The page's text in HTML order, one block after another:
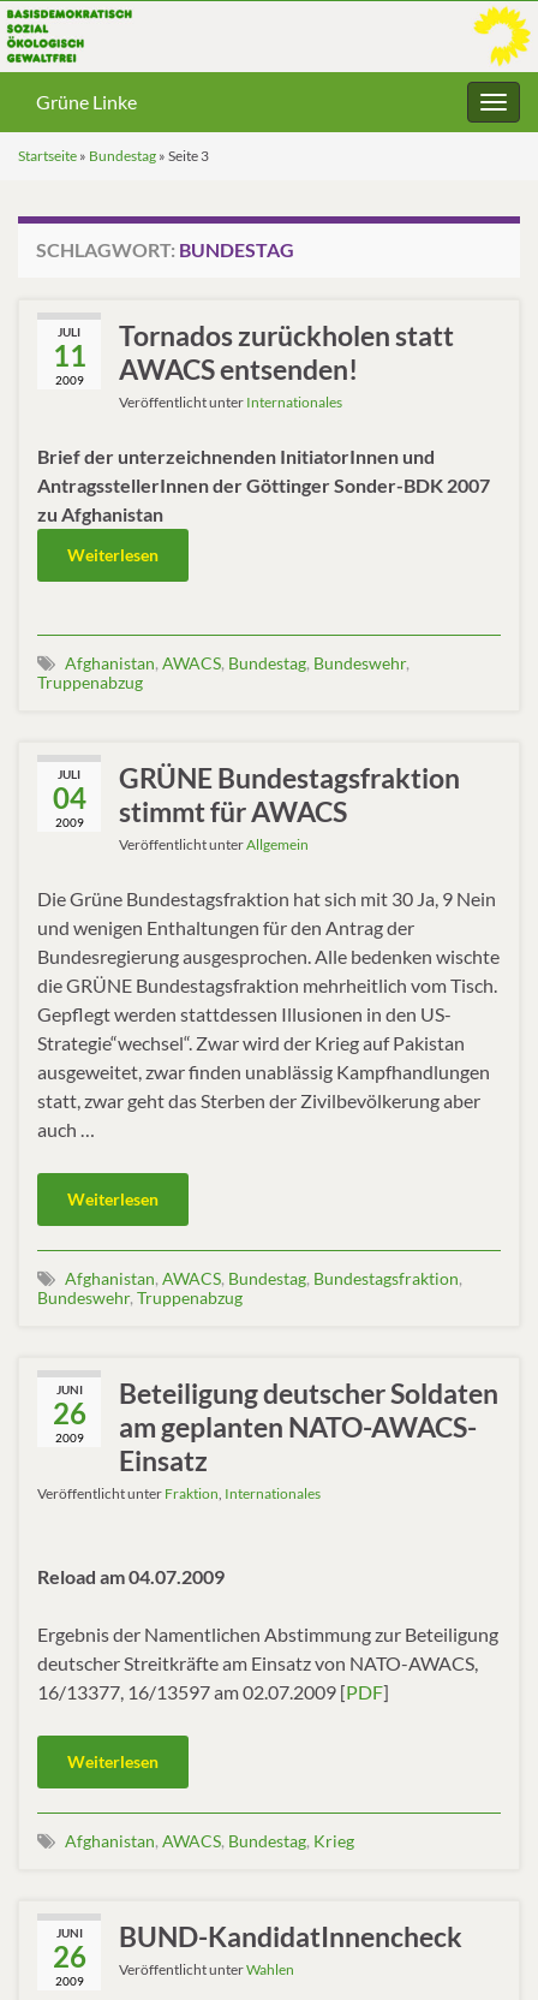
Grüne Linke
Startseite » Bundestag » Seite 3
SCHLAGWORT: BUNDESTAG
JULI
11
2009
Tornados zurückholen statt
AWACS entsenden!
Veröffentlicht unter Internationales
Brief der unterzeichnenden InitiatorInnen und
AntragsstellerInnen der Göttinger Sonder-BDK 2007
zu Afghanistan
Weiterlesen
Afghanistan, AWACS, Bundestag, Bundeswehr,
Truppenabzug
JULI
04
2009
GRÜNE Bundestagsfraktion
stimmt für AWACS
Veröffentlicht unterAllgemein
Die Grüne Bundestagsfraktion hat sich mit 30 Ja, 9 Nein
und wenigen Enthaltungen für den Antrag der
Bundesregierung ausgesprochen. Alle bedenken wischte
die GRÜNE Bundestagsfraktion mehrheitlich vom Tisch.
Gepflegt werden stattdessen Illusionen in den US-
Strategie“wechsel“. Zwar wird der Krieg auf Pakistan
ausgeweitet, zwar finden unablässig Kampfhandlungen
statt, zwar geht das Sterben der Zivilbevölkerung aber
auch …
Weiterlesen
Afghanistan, AWACS, Bundestag, Bundestagsfraktion,
Bundeswehr, Truppenabzug
JUNI
26
2009
Beteiligung deutscher Soldaten
am geplanten NATO-AWACS-
Einsatz
Veröffentlicht unter Fraktion Internationales
Reload am 04.07.2009
Ergebnis der Namentlichen Abstimmung zur Beteiligung
deutscher Streitkräfte am Einsatz von NATO-AWACS,
16/13377, 16/13597 am 02.07.2009 [PDF]
Weiterlesen
Afghanistan, AWACS, Bundestag, Krieg
JUNI
26
2009
BUND-KandidatInnencheck
Veröffentlicht unterWahlen